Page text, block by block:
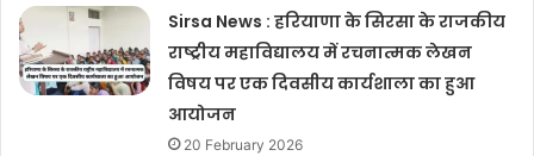
Sirsa News : हरियाणा के सिरसा के राजकीय
राष्ट्रीय महाविद्यालय में रचनात्मक लेखन
विषय पर एक दिवसीय कार्यशाला का हुआ
आयोजन
20 February 2026